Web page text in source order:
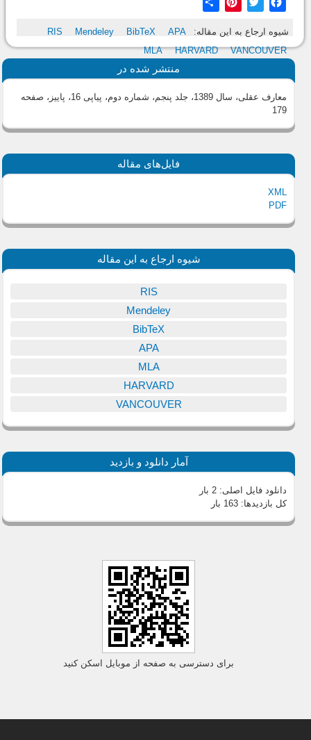
شیوه ارجاع به این مقاله: RIS Mendeley BibTeX
APA
MLA
HARVARD VANCOUVER
منتشر شده در
معارف عقلی، سال 1389، جلد پنجم، شماره دوم، پیاپی 16، پاییز
، صفحه
179
فایل‌های مقاله
XML
PDF
شیوه ارجاع به این مقاله
RIS
Mendeley
BibTeX
APA
MLA
HARVARD
VANCOUVER
آمار دانلود و بازدید
دانلود فایل اصلی:2 بار
کل بازدیدها:163 بار
برای دسترسی به صفحه از موبایل اسکن کنید